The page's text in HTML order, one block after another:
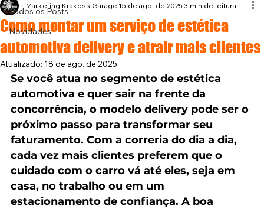
Todos os Posts
Novidades
Como montar um serviço de estética
automotiva delivery e atrair mais clientes
Marketing Krakoss Garage 15 de ago. de 2025 3 min de leitura
Atualizado: 18 de ago. de 2025
Se você atua no segmento de estética
automotiva e quer sair na frente da
concorrência, o modelo delivery pode ser o
próximo passo para transformar seu
faturamento. Com a correria do dia a dia,
cada vez mais clientes preferem que o
cuidado com o carro vá até eles, seja em
casa, no trabalho ou em um
estacionamento de confiança. A boa